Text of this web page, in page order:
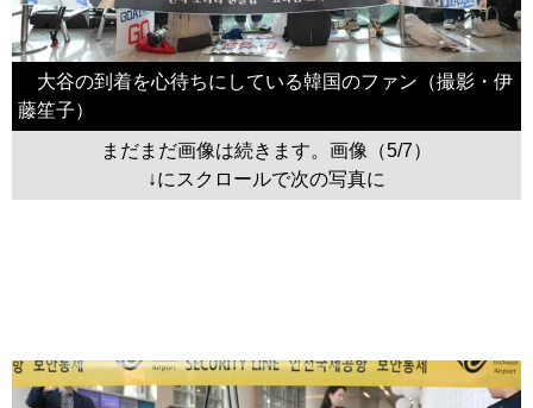
大谷の到着を心待ちにしている韓国のファン（撮影・伊
藤笙子）
まだまだ画像は続きます。画像（5/7）
↓にスクロールで次の写真に